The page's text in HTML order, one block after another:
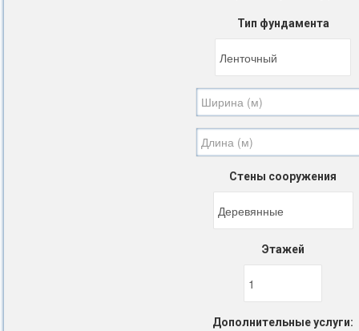
Тип фундамента
Стены сооружения
Этажей
Дополнительные услуги: